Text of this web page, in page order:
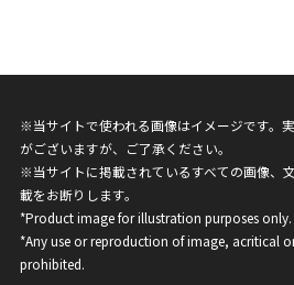
※当サイトで使われる画像はイメージです。
がございますが、ご了承ください。
※当サイトに掲載されているすべての画像、
載をお断りします。
*Product image for illustration purposes
*Any use or reproduction of image, acritical
prohibited.